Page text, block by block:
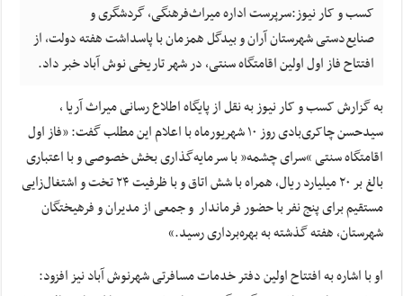
کسب و کار نیوز:سرپرست اداره میراث‌فرهنگی، گردشگری و
صنایع‌دستی شهرستان آران و بیدگل همزمان با پاسداشت هفته دولت، از
افتتاح فاز اول اولین اقامتگاه سنتی، در شهر تاریخی نوش آباد خبر داد.
به گزارش کسب و کار نیوز به نقل از پایگاه اطلاع رسانی میراث آریا ,
سیدحسن چاکری‌بادی روز ۱۰ شهریورماه با اعلام این مطلب گفت: «فاز اول
اقامتگاه سنتی “سرای چشمه” با سرمایه‌گذاری بخش خصوصی و با اعتباری
بالغ بر ۲۰ میلیارد ریال، همراه با شش اتاق و با ظرفیت ۲۴ تخت و اشتغال‌زایی
مستقیم برای پنج نفر با حضور فرماندار و جمعی از مدیران و فرهیختگان
شهرستان، هفته گذشته به بهره‌برداری رسید.»
او با اشاره به افتتاح اولین دفتر خدمات مسافرتی شهرنوش آباد نیز افزود: